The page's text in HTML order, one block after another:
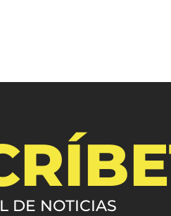
DE NOTICIAS